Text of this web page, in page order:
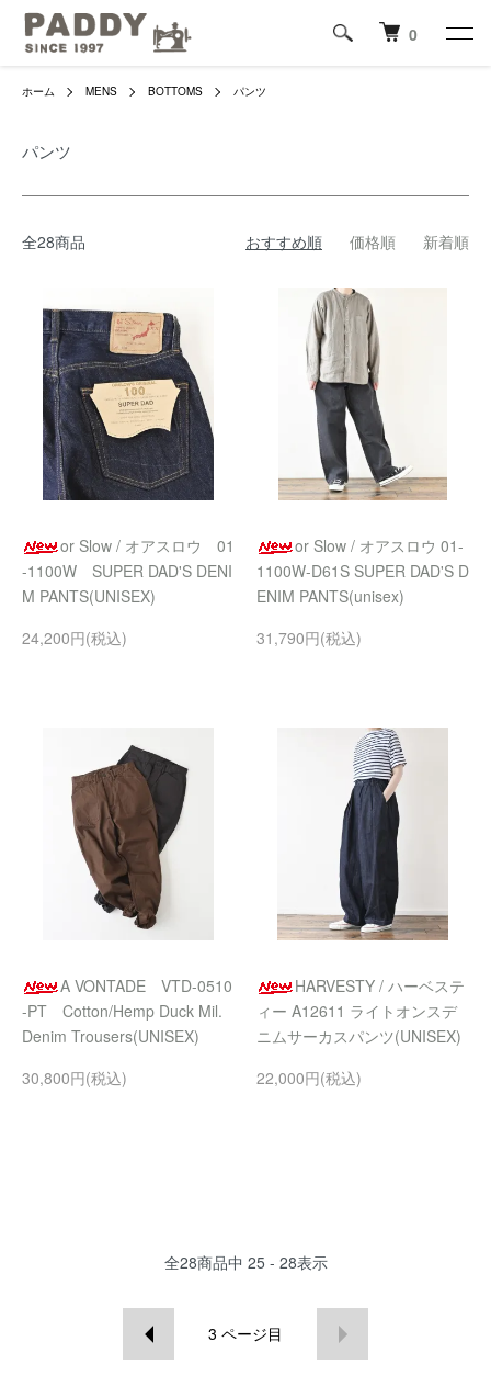
0
ホーム MENS BOTTOMS パンツ
パンツ
全28商品 おすすめ順 価格順 新着順
or Slow / オアスロウ 01
-1100W SUPER DAD'S DENI
M PANTS(UNISEX)
24,200円(税込)
or Slow / オアスロウ 01-
1100W-D61S SUPER DAD'S D
ENIM PANTS(unisex)
31,790円(税込)
A VONTADE VTD-0510
-PT Cotton/Hemp Duck Mil.
Denim Trousers(UNISEX)
30,800円(税込)
HARVESTY / ハーベステ
ィー A12611 ライトオンスデ
ニムサーカスパンツ(UNISEX)
22,000円(税込)
全28商品中 25 - 28表示
3 ページ目